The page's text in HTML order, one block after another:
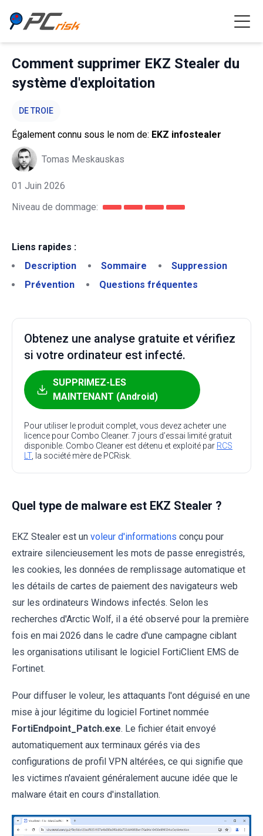
Comment supprimer EKZ Stealer du
système d'exploitation
DE TROIE
Également connu sous le nom de: EKZ infostealer
Tomas Meskauskas
01 Juin 2026
Niveau de dommage:
Liens rapides :
Description
Sommaire
Suppression
Prévention
Questions fréquentes
Obtenez une analyse gratuite et vérifiez
si votre ordinateur est infecté.
SUPPRIMEZ-LES
MAINTENANT (Android)
Pour utiliser le produit complet, vous devez acheter une
licence pour Combo Cleaner. 7 jours d’essai limité gratuit
disponible. Combo Cleaner est détenu et exploité par RCS
LT, la société mère de PCRisk.
Quel type de malware est EKZ Stealer ?
EKZ Stealer est un voleur d'informations conçu pour
extraire silencieusement les mots de passe enregistrés,
les cookies, les données de remplissage automatique et
les détails de cartes de paiement des navigateurs web
sur les ordinateurs Windows infectés. Selon les
recherches d'Arctic Wolf, il a été observé pour la première
fois en mai 2026 dans le cadre d'une campagne ciblant
les organisations utilisant le logiciel FortiClient EMS de
Fortinet.
Pour diffuser le voleur, les attaquants l'ont déguisé en une
mise à jour légitime du logiciel Fortinet nommée
FortiEndpoint_Patch.exe. Le fichier était envoyé
automatiquement aux terminaux gérés via des
configurations de profil VPN altérées, ce qui signifie que
les victimes n'avaient généralement aucune idée que le
malware était en cours d'installation.